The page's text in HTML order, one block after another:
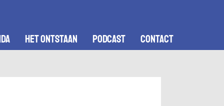
het ontstaan podcast contact